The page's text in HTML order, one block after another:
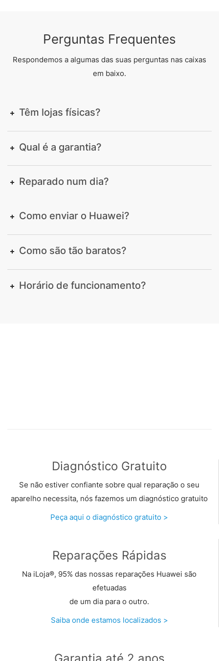
Perguntas Frequentes
Respondemos a algumas das suas perguntas nas caixas
em baixo.
Têm lojas físicas?
Qual é a garantia?
Reparado num dia?
Como enviar o Huawei?
Como são tão baratos?
Horário de funcionamento?
Diagnóstico Gratuito
Se não estiver confiante sobre qual reparação o seu
aparelho necessita, nós fazemos um diagnóstico gratuito
Peça aqui o diagnóstico gratuito >
Reparações Rápidas
Na iLoja®, 95% das nossas reparações Huawei são
efetuadas
de um dia para o outro.
Saiba onde estamos localizados >